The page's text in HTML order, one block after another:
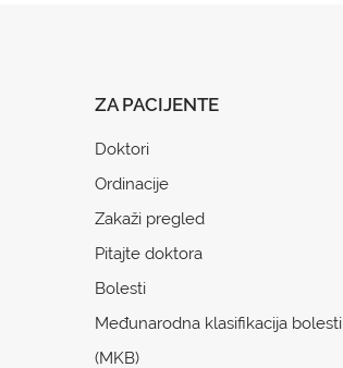
ZA PACIJENTE
Doktori
Ordinacije
Zakaži pregled
Pitajte doktora
Bolesti
Međunarodna klasifikacija bolesti
(MKB)